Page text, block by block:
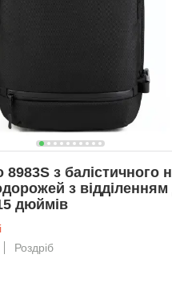
8983S з балістичного
з
дюймів
Роздріб